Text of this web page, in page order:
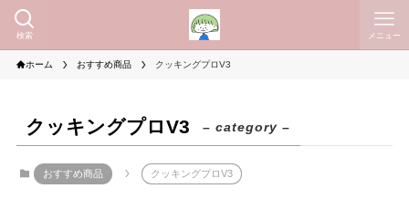
検索 メニュー
ホーム おすすめ商品 クッキングプロV3
クッキングプロV3 – category –
おすすめ商品 クッキングプロV3